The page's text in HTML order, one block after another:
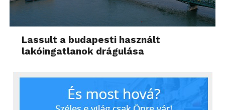
Lassult a budapesti használt
lakóingatlanok drágulása